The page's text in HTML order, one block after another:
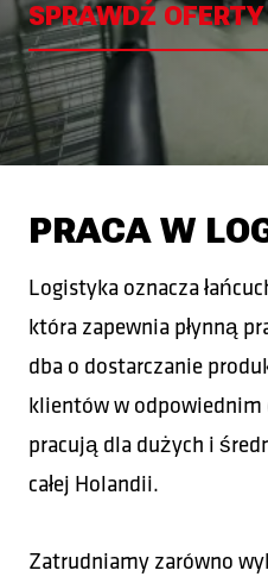
SPRAWDŹ
PRACA W
Logistyka oznacza
która zapewnia płynną
dba o dostarczanie
klientów w odpowiednim
pracują dla dużych i
całej Holandii.
Zatrudniamy zarówno